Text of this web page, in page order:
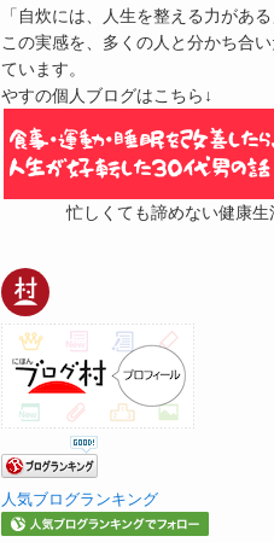
「自炊には、人生を整える力がある
この実感を、多くの人と分かち合
ています。
やすの個人ブログはこちら↓
忙しくても諦めない健康生
人気ブログランキング